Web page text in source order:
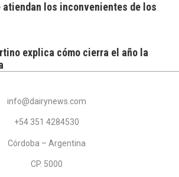
los inconvenientes de los
explica cómo cierra el año la
info@dairynews.com
+54 351 4284530
Córdoba – Argentina
CP. 5000